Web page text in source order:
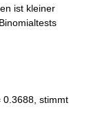
ist kleiner
0.3688, stimmt